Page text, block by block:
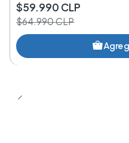
11. Death Valley
12. You Want It All
13. Long Way to Go
Esta edición es ideal
$59.990 CLP
$64.990 CLP